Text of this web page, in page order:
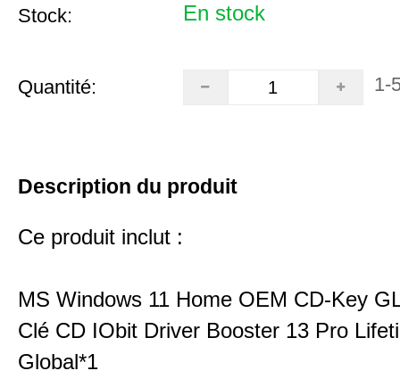
Stock: En stock
Quantité: 1-
Description du produit
Ce produit inclut :
MS Windows 11 Home OEM CD-Key
Clé CD IObit Driver Booster 13 Pro
Global*1